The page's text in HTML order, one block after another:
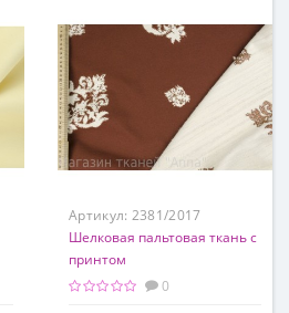
Артикул: 2381/2017
Шелковая пальтовая ткань с
принтом
0